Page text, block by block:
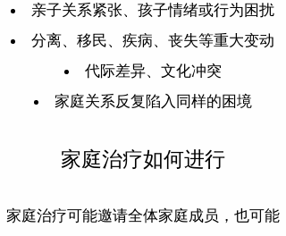
亲子关系紧张、孩子情绪或行为困扰
分离、移民、疾病、丧失等重大变动
代际差异、文化冲突
家庭关系反复陷入同样的困境
家庭治疗如何进行
家庭治疗可能邀请全体家庭成员，也可能